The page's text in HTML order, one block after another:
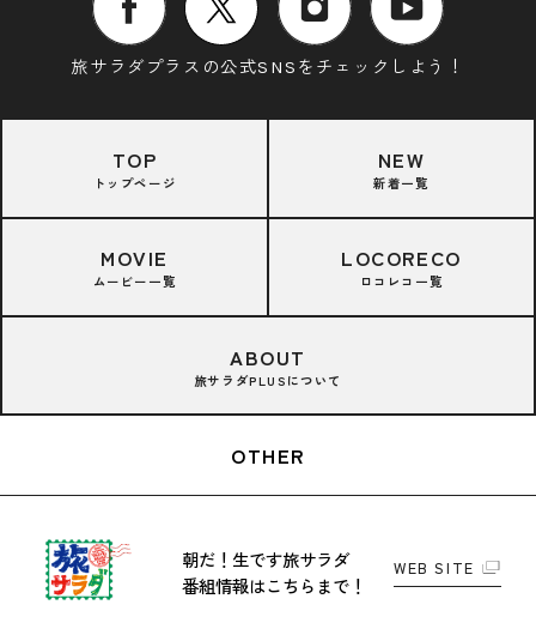
旅サラダプラスの公式SNSをチェックしよう！
TOP
トップページ
NEW
新着一覧
MOVIE
ムービー一覧
LOCORECO
ロコレコ一覧
ABOUT
旅サラダPLUSについて
OTHER
朝だ！生です旅サラダ
番組情報はこちらまで！
WEB SITE